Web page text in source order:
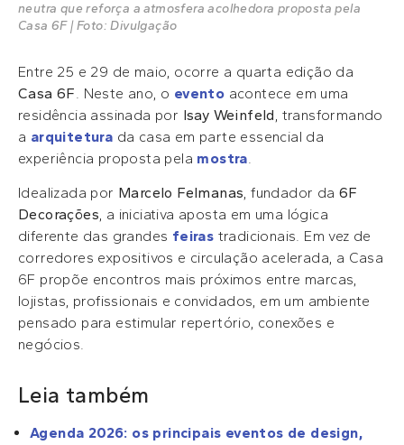
neutra que reforça a atmosfera acolhedora proposta pela
Casa 6F | Foto: Divulgação
Entre 25 e 29 de maio, ocorre a quarta edição da
Casa 6F. Neste ano, o evento acontece em uma
residência assinada por Isay Weinfeld, transformando
a arquitetura da casa em parte essencial da
experiência proposta pela mostra.
Idealizada por Marcelo Felmanas, fundador da6F
Decorações, a iniciativa aposta em uma lógica
diferente das grandes feiras tradicionais. Em vez de
corredores expositivos e circulação acelerada, a Casa
6F propõe encontros mais próximos entre marcas,
lojistas, profissionais e convidados, em um ambiente
pensado para estimular repertório, conexões e
negócios.
Leia também
Agenda 2026: os principais eventos de design,